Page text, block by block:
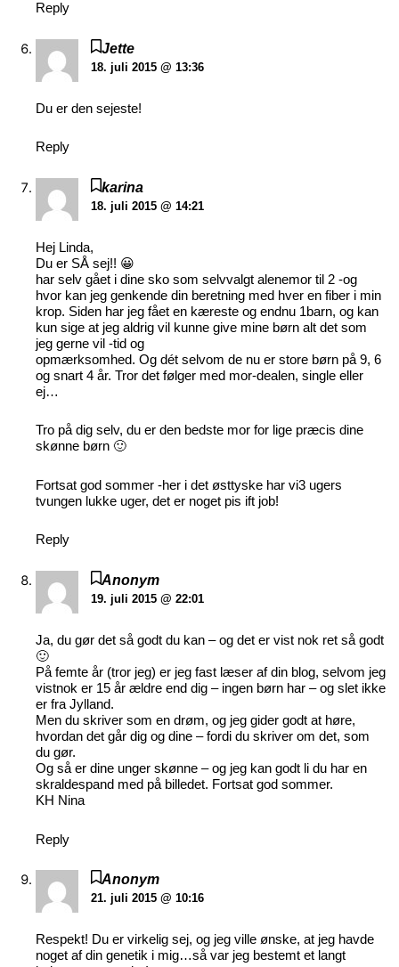
Reply
Jette
18. juli 2015 @ 13:36
Du er den sejeste!
Reply
karina
18. juli 2015 @ 14:21
Hej Linda,
Du er SÅ sej!! 😀
har selv gået i dine sko som selvvalgt alenemor til 2 -og
hvor kan jeg genkende din beretning med hver en fiber i min
krop. Siden har jeg fået en kæreste og endnu 1barn, og kan
kun sige at jeg aldrig vil kunne give mine børn alt det som
jeg gerne vil -tid og
opmærksomhed. Og dét selvom de nu er store børn på 9, 6
og snart 4 år. Tror det følger med mor-dealen, single eller
ej…
Tro på dig selv, du er den bedste mor for lige præcis dine
skønne børn 🙂
Fortsat god sommer -her i det østtyske har vi3 ugers
tvungen lukke uger, det er noget pis ift job!
Reply
Anonym
19. juli 2015 @ 22:01
Ja, du gør det så godt du kan – og det er vist nok ret så godt
🙂
På femte år (tror jeg) er jeg fast læser af din blog, selvom jeg
vistnok er 15 år ældre end dig – ingen børn har – og slet ikke
er fra Jylland.
Men du skriver som en drøm, og jeg gider godt at høre,
hvordan det går dig og dine – fordi du skriver om det, som
du gør.
Og så er dine unger skønne – og jeg kan godt li du har en
skraldespand med på billedet. Fortsat god sommer.
KH Nina
Reply
Anonym
21. juli 2015 @ 10:16
Respekt! Du er virkelig sej, og jeg ville ønske, at jeg havde
noget af din genetik i mig…så var jeg bestemt et langt